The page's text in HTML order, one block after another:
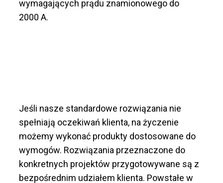
wymagających prądu znamionowego do
2000 A.
Jeśli nasze standardowe rozwiązania nie
spełniają oczekiwań klienta, na życzenie
możemy wykonać produkty dostosowane do
wymogów. Rozwiązania przeznaczone do
konkretnych projektów przygotowywane są z
bezpośrednim udziałem klienta. Powstałe w